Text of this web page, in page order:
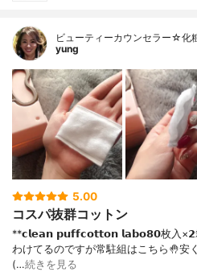
ビューティーカウンセラー☆
yung
5.00
コスパ抜群コットン
**𝗰𝗹𝗲𝗮𝗻 𝗽𝘂𝗳𝗳𝗰𝗼𝘁𝘁𝗼𝗻 𝗹𝗮𝗯𝗼⁡𝟴𝟬枚入×𝟮
わけてるのですが常駐組はこちら🤚⁡安
(…続きを見る